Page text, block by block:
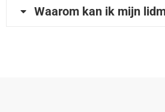
Waarom kan ik mijn